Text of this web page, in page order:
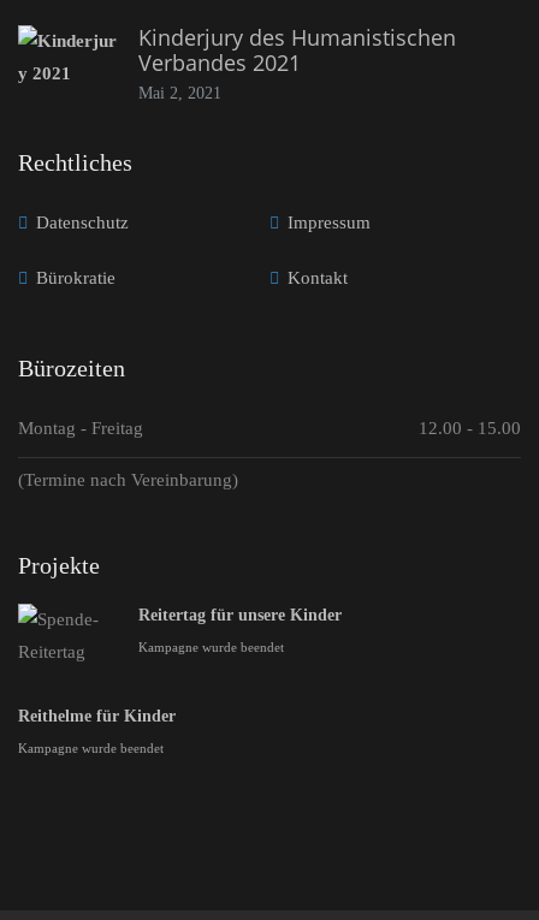
Kinderjury des Humanistischen
Verbandes 2021
Mai 2, 2021
Rechtliches
Datenschutz Impressum
Bürokratie Kontakt
Bürozeiten
Montag - Freitag 12.00 - 15.00
(Termine nach Vereinbarung)
Projekte
Reitertag für unsere Kinder
Kampagne wurde beendet
Reithelme für Kinder
Kampagne wurde beendet